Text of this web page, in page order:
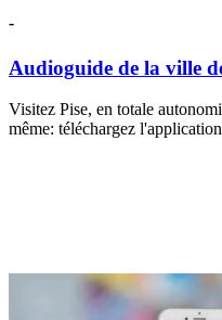
-
Audioguide de la ville
Visitez Pise, en totale
même: téléchargez